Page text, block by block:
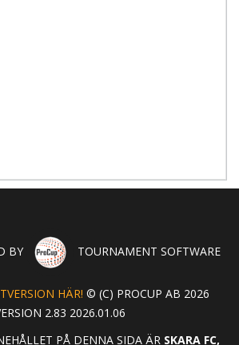
BY TOURNAMENT SOFTWARE
HÄR! © (C) PROCUP AB 2026
2.83 2026.01.06
PÅ DENNA SIDA ÄR SKARA FC,